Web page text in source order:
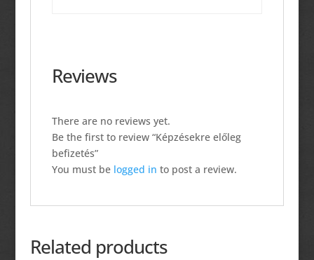
Reviews
There are no reviews yet.
Be the first to review “Képzésekre előleg
befizetés”
You must be logged in to post a review.
Related products